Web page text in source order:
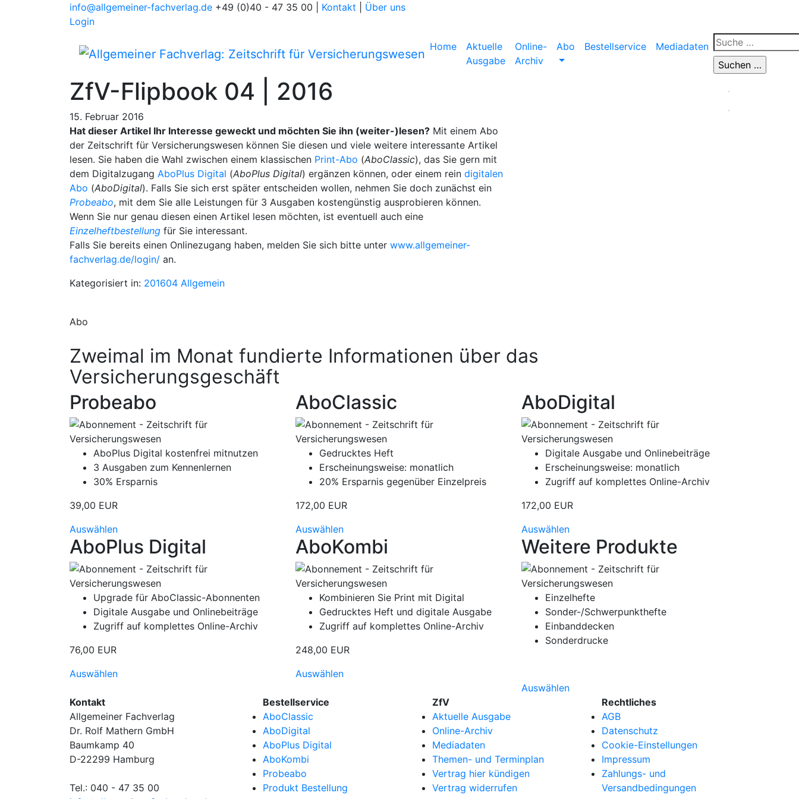
info@allgemeiner-fachverlag.de +49 (0)40 - 47 35 00 Kontakt
Über uns
Login
Home
Aktuelle
Ausgabe
Online-
Archiv
Abo Bestellservice Mediadaten
ZfV-Flipbook 04 | 2016
15. Februar 2016
Hat dieser Artikel Ihr Interesse geweckt und möchten Sie ihn (weiter-)lesen? Mit einem Abo
der Zeitschrift für Versicherungswesen können Sie diesen und viele weitere interessante Artikel
lesen. Sie haben die Wahl zwischen einem klassischen Print-Abo (AboClassic), das Sie gern mit
dem Digitalzugang AboPlus Digital (AboPlus Digital) ergänzen können, oder einem rein digitalen
Abo (AboDigital). Falls Sie sich erst später entscheiden wollen, nehmen Sie doch zunächst ein
Probeabo, mit dem Sie alle Leistungen für 3 Ausgaben kostengünstig ausprobieren können.
Wenn Sie nur genau diesen einen Artikel lesen möchten, ist eventuell auch eine
Einzelheftbestellung für Sie interessant.
Falls Sie bereits einen Onlinezugang haben, melden Sie sich bitte unter www.allgemeiner-
fachverlag.de/login/ an.
Kategorisiert in: 201604 Allgemein
Abo
Zweimal im Monat fundierte Informationen über das
Versicherungsgeschäft
Probeabo
AboPlus Digital kostenfrei mitnutzen
3 Ausgaben zum Kennenlernen
30% Ersparnis
39,00 EUR
Auswählen
AboClassic
Gedrucktes Heft
Erscheinungsweise: monatlich
20% Ersparnis gegenüber Einzelpreis
172,00 EUR
Auswählen
AboDigital
Digitale Ausgabe und Onlinebeiträge
Erscheinungsweise: monatlich
Zugriff auf komplettes Online-Archiv
172,00 EUR
Auswählen
AboPlus Digital
Upgrade für AboClassic-Abonnenten
Digitale Ausgabe und Onlinebeiträge
Zugriff auf komplettes Online-Archiv
76,00 EUR
Auswählen
AboKombi
Kombinieren Sie Print mit Digital
Gedrucktes Heft und digitale Ausgabe
Zugriff auf komplettes Online-Archiv
248,00 EUR
Auswählen
Weitere Produkte
Einzelhefte
Sonder-/Schwerpunkthefte
Einbanddecken
Sonderdrucke
Auswählen
Kontakt
Allgemeiner Fachverlag
Dr. Rolf Mathern GmbH
Baumkamp 40
D-22299 Hamburg
Tel.: 040 - 47 35 00
Bestellservice
AboClassic
AboDigital
AboPlus Digital
AboKombi
Probeabo
Produkt Bestellung
ZfV
Aktuelle Ausgabe
Online-Archiv
Mediadaten
Themen- und Terminplan
Vertrag hier kündigen
Vertrag widerrufen
Rechtliches
AGB
Datenschutz
Cookie-Einstellungen
Impressum
Zahlungs- und
Versandbedingungen